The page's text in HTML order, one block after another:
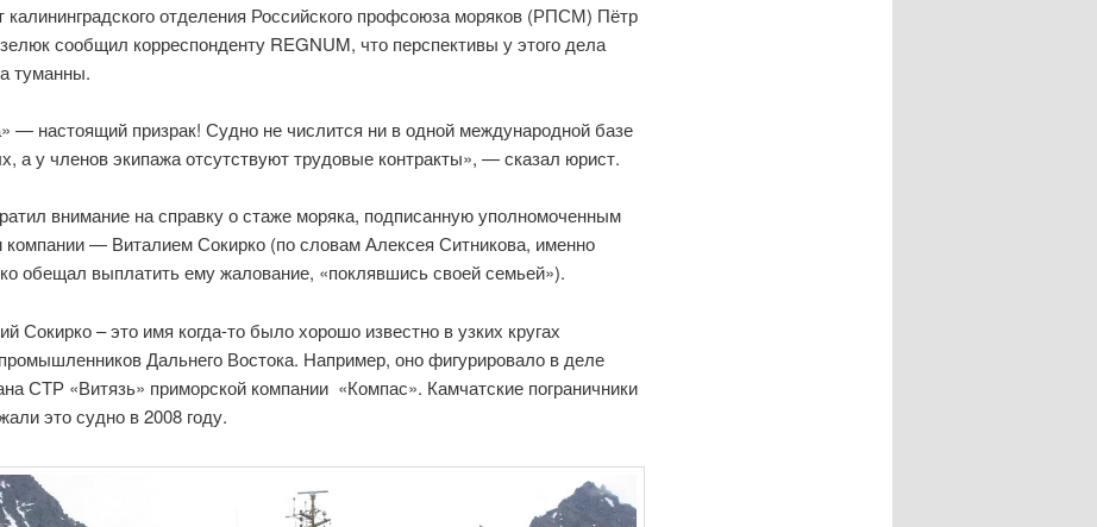
калининградского отделения Российского профсоюза моряков (РПСМ) Пётр
сообщил корреспонденту REGNUM, что перспективы у этого дела
туманны.
— настоящий призрак! Судно не числится ни в одной международной базе
а у членов экипажа отсутствуют трудовые контракты», — сказал юрист.
внимание на справку о стаже моряка, подписанную уполномоченным
— Виталием Сокирко (по словам Алексея Ситникова, именно
обещал выплатить ему жалование, «поклявшись своей семьей»).
Сокирко – это имя когда-то было хорошо известно в узких кругах
Дальнего Востока. Например, оно фигурировало в деле
СТР «Витязь» приморской компании «Компас». Камчатские пограничники
это судно в 2008 году.